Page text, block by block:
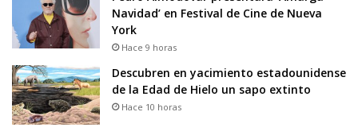
Navidad’ en Festival de Cine de Nueva
York
Hace 9 horas
Descubren en yacimiento estadounidense
de la Edad de Hielo un sapo extinto
Hace 10 horas